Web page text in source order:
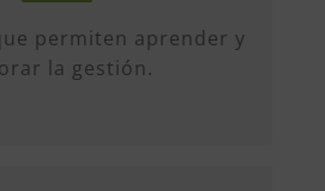
permiten aprender y
la gestión.
etc...